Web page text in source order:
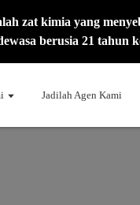
zat kimia yang
berusia 21 tahun
Jadilah Agen Kami